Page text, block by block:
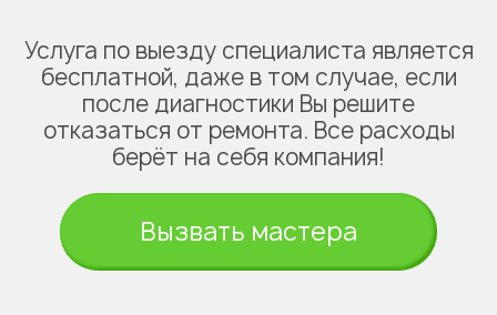
Услуга по выезду специалиста является
бесплатной, даже в том случае, если
после диагностики Вы решите
отказаться от ремонта. Все расходы
берёт на себя компания!
Вызвать мастера